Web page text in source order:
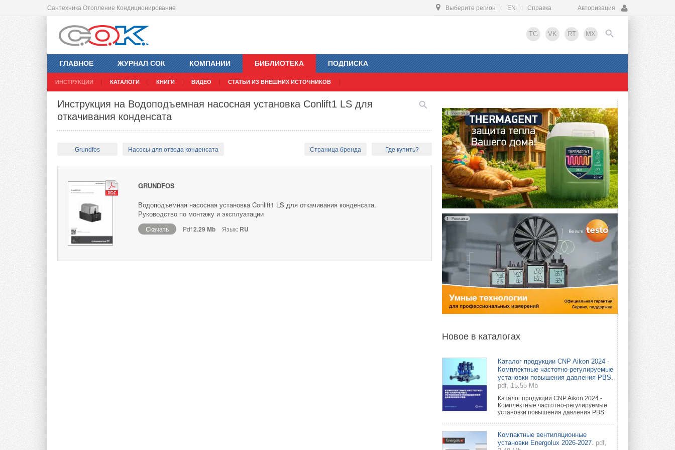
Сантехника Отопление Кондиционирование Выберите регион EN Справка Авторизация
TG VK RT MX
ГЛАВНОЕ ЖУРНАЛ СОК КОМПАНИИ БИБЛИОТЕКА
ИНСТРУКЦИИ КАТАЛОГИ КНИГИ ВИДЕО СТАТЬИ ИЗ ВНЕШНИХ ИСТОЧНИКОВ
ПОДПИСКА
EN
Инструкция на Водоподъемная насосная установка Conlift1 LS для
откачивания конденсата
Grundfos Насосы для отвода конденсата Страница бренда Где купить?
GRUNDFOS
Водоподъемная насосная установка Conlift1 LS для откачивания конденсата.
Руководство по монтажу и эксплуатации
Скачать Pdf2.29 Mb Язык: RU
Реклама
Реклама
Новое в каталогах
Каталог продукции CNP Aikon 2024 -
Комплектные частотно-регулируемые
установки повышения давления PBS.
pdf, 15.55 Mb
Каталог продукции CNP Aikon 2024 -
Комплектные частотно-регулируемые
установки повышения давления PBS
Компактные вентиляционные
установки Energolux 2026-2027. pdf,